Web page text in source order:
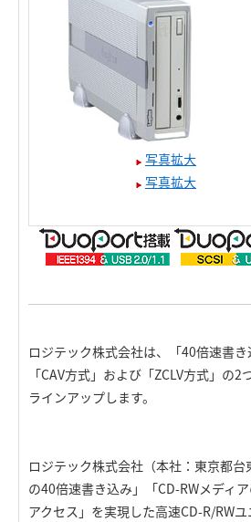
写真拡大
写真拡大
ロジテック株式会社は、「40倍速書
「CAV方式」および「ZCLV方式」の
ラインアップします。
ロジテック株式会社（本社：東京都
の40倍速書き込み」「CD-RWメディ
アクセス」を実現した高速CD-R/RW